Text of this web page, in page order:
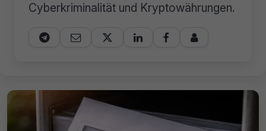
Cyberkriminalität und Kryptowährungen.
     